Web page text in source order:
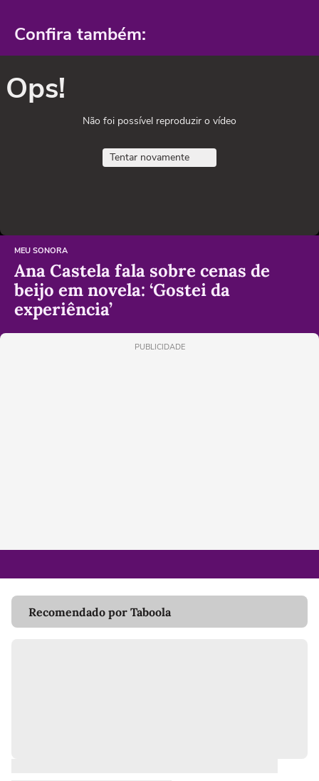
Confira também:
Ops!
Não foi possível reproduzir o vídeo
Tentar novamente
MEU SONORA
Ana Castela fala sobre cenas de
beijo em novela: ‘Gostei da
experiência’
PUBLICIDADE
Recomendado por Taboola